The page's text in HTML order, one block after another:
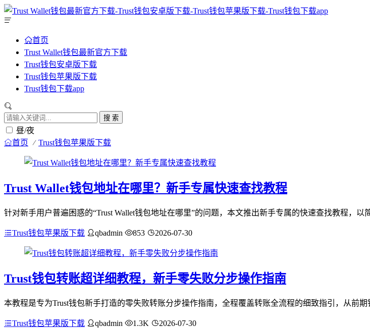
首页
Trust Wallet钱包最新官方下载
Trust钱包安卓版下载
Trust钱包苹果版下载
Trust钱包下载app
搜 索
昼/夜
首页 Trust钱包苹果版下载
Trust Wallet钱包地址在哪里？新手专属快速查找教程
针对新手用户普遍困惑的“Trust Wallet钱包地址在哪里”的问题，本文推出新手专属的快速查找教程，
Trust钱包苹果版下载 qbadmin 853 2026-07-30
Trust钱包转账超详细教程，新手零失败分步操作指南
本教程是专为Trust钱包新手打造的零失败转账分步操作指南，全程覆盖转账全流程的细致指引，从前
Trust钱包苹果版下载 qbadmin 1.3K 2026-07-30